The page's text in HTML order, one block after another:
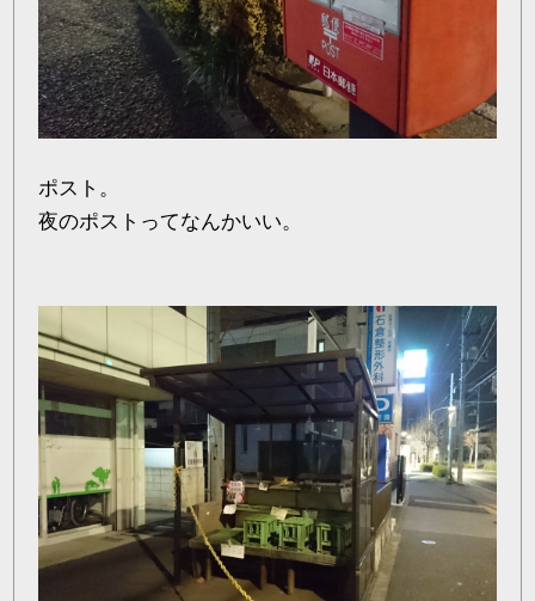
ポスト。
夜のポストってなんかいい。